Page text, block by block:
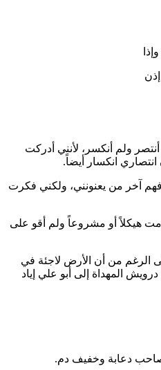
لم أنتصر ولم أنكسر، لأنني أدركت
انكسار أيضاً.
فهم آخر من يعنونني، ولكني فكرت
هيكلاً أو مشروعاً ولم أقو على
الرغم من أن الأرض لاجئة في
المهداة إلى أبو علي إياد
دعابة وخفيف دم.